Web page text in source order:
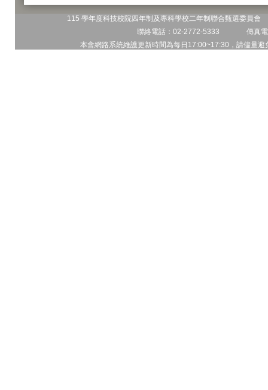
115 學年度科技校院四年制及專科學校二年制聯合甄選委員
聯絡電話：02-2772-5333 傳真
本會網路系統維護更新時間為每日17:00~17:30，請儘量